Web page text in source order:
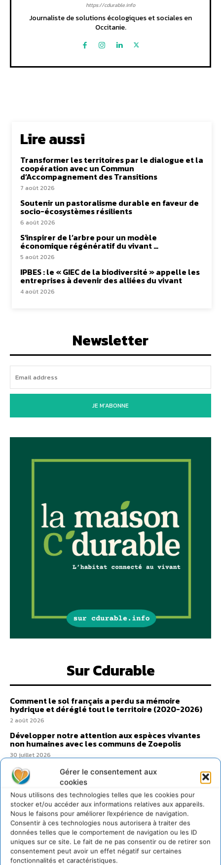
Gérer le consentement aux
cookies
Nous utilisons des technologies telles que les cookies pour
stocker et/ou accéder aux informations relatives aux appareils.
Nous le faisons pour améliorer l’expérience de navigation.
Consentir à ces technologies nous autorisera à traiter des
données telles que le comportement de navigation ou les ID
uniques sur ce site. Le fait de ne pas consentir ou de retirer son
consentement peut avoir un effet négatif sur certaines
fonctionnalités et caractéristiques.
https://cdurable.info
Journaliste de solutions écologiques et sociales en
Occitanie.
Lire aussi
Transformer les territoires par le dialogue et la
coopération avec un Commun
d’Accompagnement des Transitions
7 août 2026
Soutenir un pastoralisme durable en faveur de
socio-écosystèmes résilients
6 août 2026
S’inspirer de l’arbre pour un modèle
économique régénératif du vivant …
5 août 2026
IPBES : le « GIEC de la biodiversité » appelle les
entreprises à devenir des alliées du vivant
4 août 2026
Newsletter
JE M'ABONNE
Sur Cdurable
Comment le sol français a perdu sa mémoire
hydrique et déréglé tout le territoire (2020-2026)
2 août 2026
Développer notre attention aux espèces vivantes
non humaines avec les communs de Zoepolis
30 juillet 2026
Un kit citoyen pour lever les freins au
développement des forêts comestibles dans nos
villes
29 juillet 2026
L’éco-anxiété informe et l’éco-lucidité transforme
28 juillet 2026
7 indicateurs pour des villes résilientes et durables,
adaptées au changement climatique
27 juillet 2026